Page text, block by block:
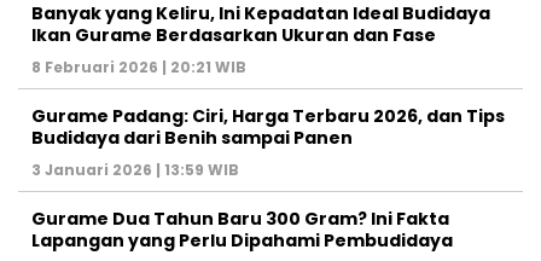
Banyak yang Keliru, Ini Kepadatan Ideal Budidaya
Ikan Gurame Berdasarkan Ukuran dan Fase
8 Februari 2026 | 20:21 WIB
Gurame Padang: Ciri, Harga Terbaru 2026, dan Tips
Budidaya dari Benih sampai Panen
3 Januari 2026 | 13:59 WIB
Gurame Dua Tahun Baru 300 Gram? Ini Fakta
Lapangan yang Perlu Dipahami Pembudidaya